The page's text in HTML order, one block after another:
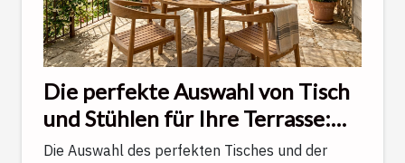
Die perfekte Auswahl von Tisch
und Stühlen für Ihre Terrasse:
Ein Ratgeber
Die Auswahl des perfekten Tisches und der